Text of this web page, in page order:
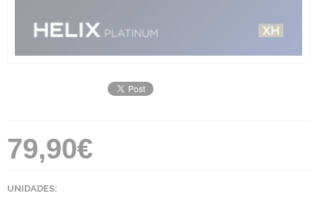
79,90€
UNIDADES: